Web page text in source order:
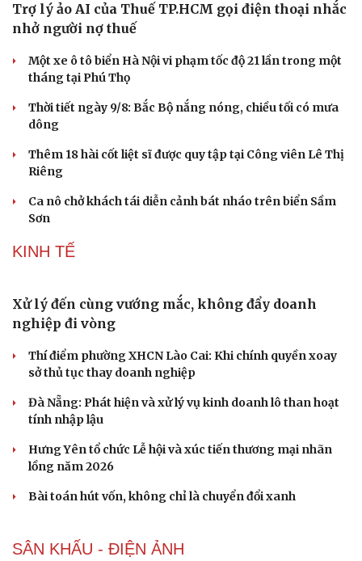
Tư vấn
Kể chuyện cho bé
Trợ lý ảo AI của Thuế TP.HCM gọi điện thoại nhắc
nhở người nợ thuế
Một xe ô tô biển Hà Nội vi phạm tốc độ 21 lần trong một
tháng tại Phú Thọ
Thời tiết ngày 9/8: Bắc Bộ nắng nóng, chiều tối có mưa
dông
Thêm 18 hài cốt liệt sĩ được quy tập tại Công viên Lê Thị
Riêng
Ca nô chở khách tái diễn cảnh bát nháo trên biển Sầm
Sơn
KINH TẾ
Xử lý đến cùng vướng mắc, không đẩy doanh
nghiệp đi vòng
sở thủ tục thay doanh nghiệp